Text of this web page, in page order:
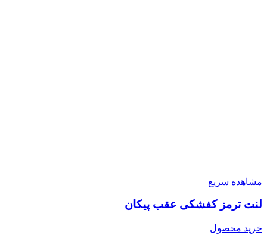
مشاهده سریع
لنت ترمز کفشکی عقب پیکان
خرید محصول